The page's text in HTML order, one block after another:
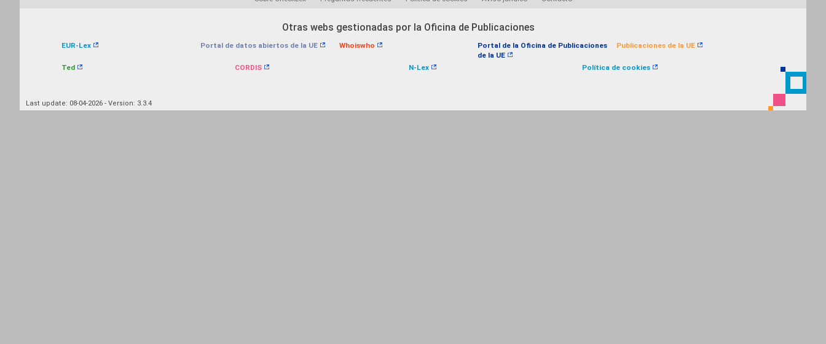
Otras webs gestionadas por la Oficina de Publicaciones
EUR-Lex Portal de datos abiertos de la UE Whoiswho
Portal de la Oficina de Publicaciones
de la UE
Publicaciones de la UE
Ted CORDIS N-Lex Política de cookies
Last update: 08-04-2026 - Version: 3.3.4